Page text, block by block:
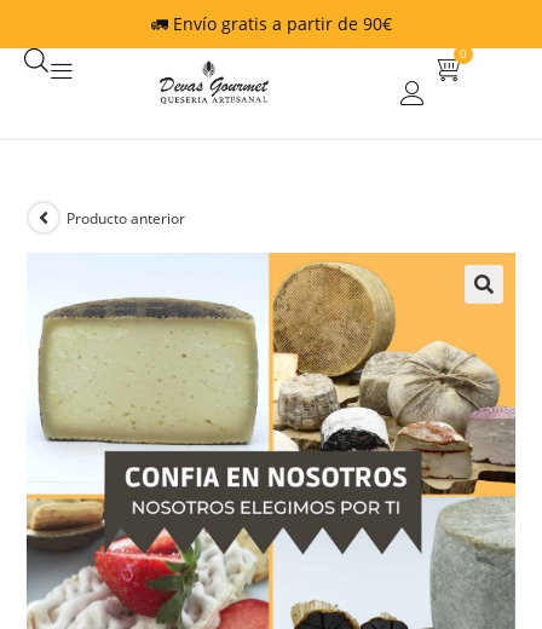
🚛 Envío gratis a partir de 90€
0
Producto anterior